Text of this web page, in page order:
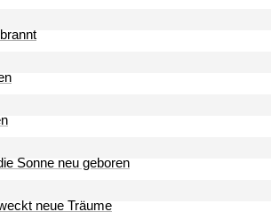
Sonne neu geboren
neue Träume